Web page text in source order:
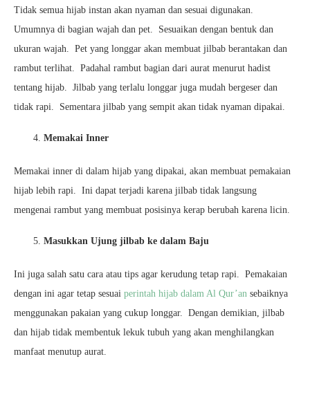
Tidak semua hijab instan akan nyaman dan sesuai digunakan.
Umumnya di bagian wajah dan pet. Sesuaikan dengan bentuk dan
ukuran wajah. Pet yang longgar akan membuat jilbab berantakan dan
rambut terlihat. Padahal rambut bagian dari aurat menurut hadist
tentang hijab. Jilbab yang terlalu longgar juga mudah bergeser dan
tidak rapi. Sementara jilbab yang sempit akan tidak nyaman dipakai.
Memakai Inner
Memakai inner di dalam hijab yang dipakai, akan membuat pemakaian
hijab lebih rapi. Ini dapat terjadi karena jilbab tidak langsung
mengenai rambut yang membuat posisinya kerap berubah karena licin.
Masukkan Ujung jilbab ke dalam Baju
Ini juga salah satu cara atau tips agar kerudung tetap rapi. Pemakaian
dengan ini agar tetap sesuai perintah hijab dalam Al Qur’an sebaiknya
menggunakan pakaian yang cukup longgar. Dengan demikian, jilbab
dan hijab tidak membentuk lekuk tubuh yang akan menghilangkan
manfaat menutup aurat.